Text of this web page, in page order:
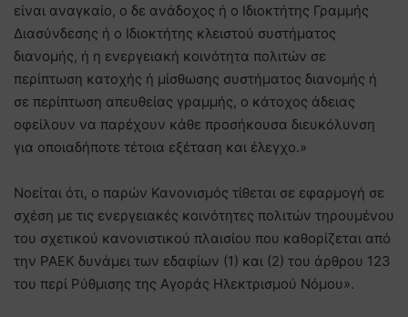
είναι αναγκαίο, ο δε ανάδοχος ή ο Ιδιοκτήτης Γραμμής
Διασύνδεσης ή ο Ιδιοκτήτης κλειστού συστήματος
διανομής, ή η ενεργειακή κοινότητα πολιτών σε
περίπτωση κατοχής ή μίσθωσης συστήματος διανομής ή
σε περίπτωση απευθείας γραμμής, ο κάτοχος άδειας
οφείλουν να παρέχουν κάθε προσήκουσα διευκόλυνση
για οποιαδήποτε τέτοια εξέταση και έλεγχο.»
Νοείται ότι, ο παρών Κανονισμός τίθεται σε εφαρμογή σε
σχέση με τις ενεργειακές κοινότητες πολιτών τηρουμένου
του σχετικού κανονιστικού πλαισίου που καθορίζεται από
την ΡΑΕΚ δυνάμει των εδαφίων (1) και (2) του άρθρου 123
του περί Ρύθμισης της Αγοράς Ηλεκτρισμού Νόμου».